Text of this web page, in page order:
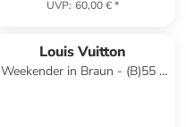
UVP: 60,00 €*
Louis Vuitton
Weekender in Braun - (B)55 x